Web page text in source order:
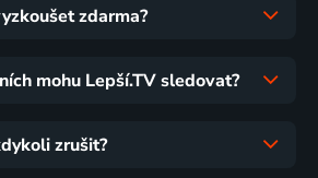
zdarma?
mohu Lepší.TV sledovat?
zrušit?